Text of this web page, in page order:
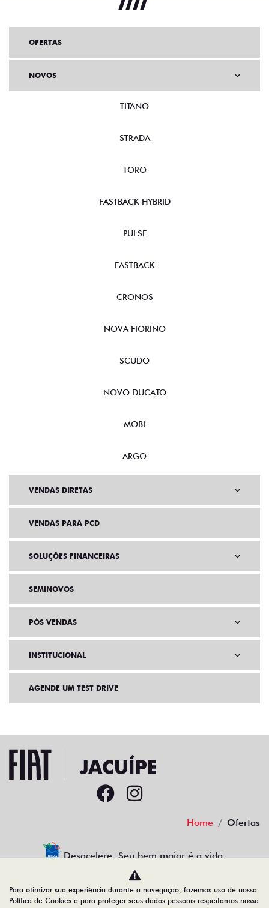
OFERTAS
NOVOS
TITANO
STRADA
TORO
FASTBACK HYBRID
PULSE
FASTBACK
CRONOS
NOVA FIORINO
SCUDO
NOVO DUCATO
MOBI
ARGO
VENDAS DIRETAS
VENDAS PARA PCD
SOLUÇÕES FINANCEIRAS
SEMINOVOS
PÓS VENDAS
INSTITUCIONAL
AGENDE UM TEST DRIVE
Home Ofertas
Desacelere. Seu bem maior é a vida.
Para otimizar sua experiência durante a navegação, fazemos uso de nossa
Política de Cookies e para proteger seus dados pessoais respeitamos nossa